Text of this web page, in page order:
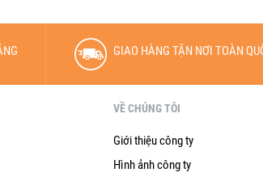
GIAO HÀNG TẬN NƠI TOÀN
VỀ CHÚNG TÔI
Giới thiệu công ty
Hình ảnh công ty